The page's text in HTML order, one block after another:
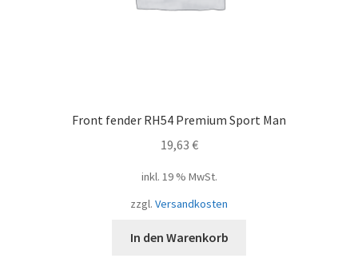
Front fender RH54 Premium Sport Man
19,63 €
inkl. 19 % MwSt.
zzgl. Versandkosten
In den Warenkorb